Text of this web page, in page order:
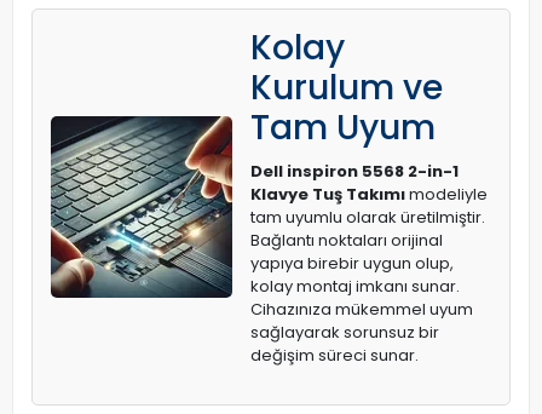
Kolay
Kurulum ve
Tam Uyum
Dell inspiron 5568 2-in-1
Klavye Tuş Takımımodeliyle
tam uyumlu olarak üretilmiştir.
Bağlantı noktaları orijinal
yapıya birebir uygun olup,
kolay montaj imkanı sunar.
Cihazınıza mükemmel uyum
sağlayarak sorunsuz bir
değişim süreci sunar.